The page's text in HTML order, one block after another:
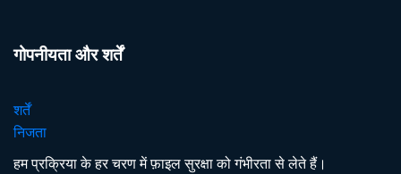
गोपनीयता और शर्तें
शर्तें
निजता
हम प्रक्रिया के हर चरण में फ़ाइल सुरक्षा को गंभीरता से लेते हैं।